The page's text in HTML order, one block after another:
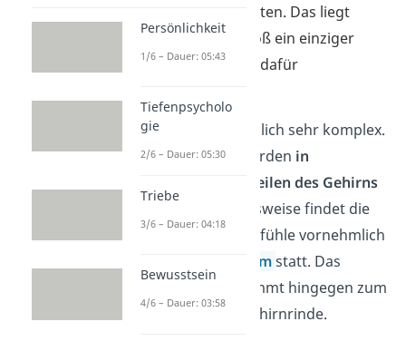
so einfach beantworten. Das liegt
daran, dass nicht bloß ein einziger
Bereich des Gehirns dafür
Emotionen sind nämlich sehr komplex.
Ihre Bestandteile werden in
unterschiedlichen Teilen des Gehirns
verarbeitet. Beispielsweise findet die
Verarbeitung der Gefühle vornehmlich
limbischen Systemstatt. Das
Entscheiden übernimmt hingegen zum
großen Teil die Großhirnrinde.
Persönlichkeit
1/6 – Dauer: 05:43
Tiefenpsycholo
gie
2/6 – Dauer: 05:30
Triebe
3/6 – Dauer: 04:18
Bewusstsein
4/6 – Dauer: 03:58